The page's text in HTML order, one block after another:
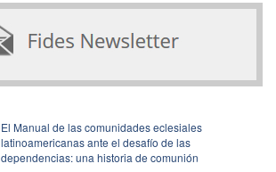
El Manual de las comunidades eclesiales
latinoamericanas ante el desafío de las
dependencias: una historia de comunión